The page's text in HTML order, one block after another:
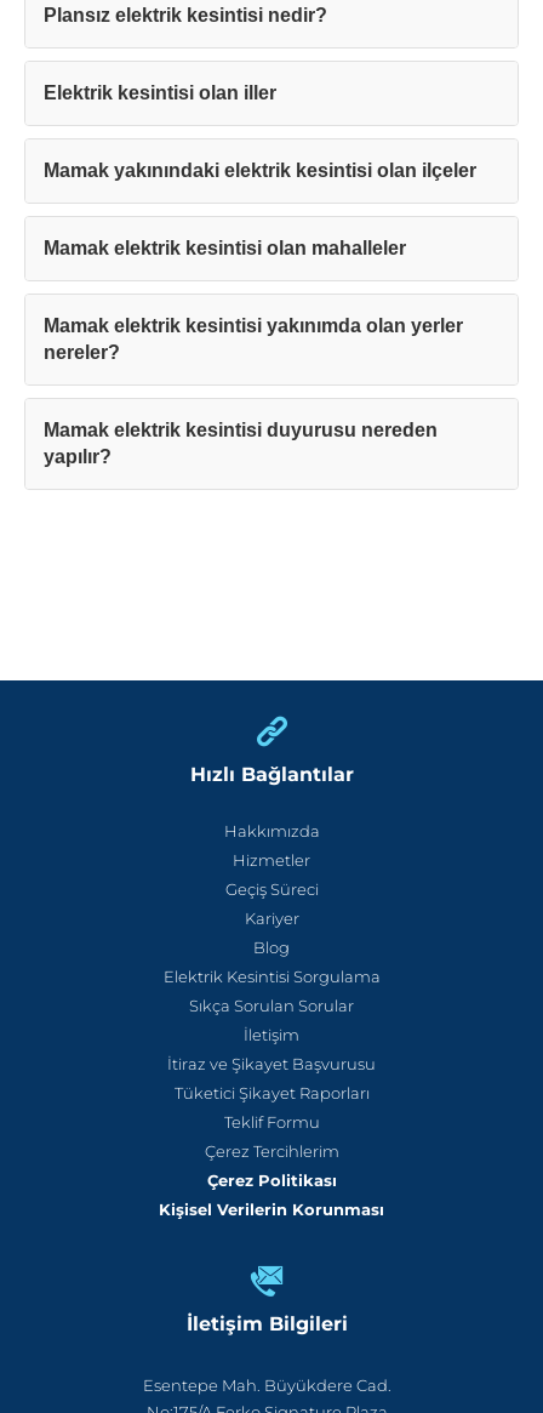
Plansız elektrik kesintisi nedir?
Elektrik kesintisi olan iller
Mamak yakınındaki elektrik kesintisi olan ilçeler
Mamak elektrik kesintisi olan mahalleler
Mamak elektrik kesintisi yakınımda olan yerler
nereler?
Mamak elektrik kesintisi duyurusu nereden
yapılır?
Hızlı Bağlantılar
Hakkımızda
Hizmetler
Geçiş Süreci
Kariyer
Blog
Elektrik Kesintisi Sorgulama
Sıkça Sorulan Sorular
İletişim
İtiraz ve Şikayet Başvurusu
Tüketici Şikayet Raporları
Teklif Formu
Çerez Tercihlerim
Çerez Politikası
Kişisel Verilerin Korunması
İletişim Bilgileri
Esentepe Mah. Büyükdere Cad.
sürede sizinle iletişime geçilecektir.
Kapat